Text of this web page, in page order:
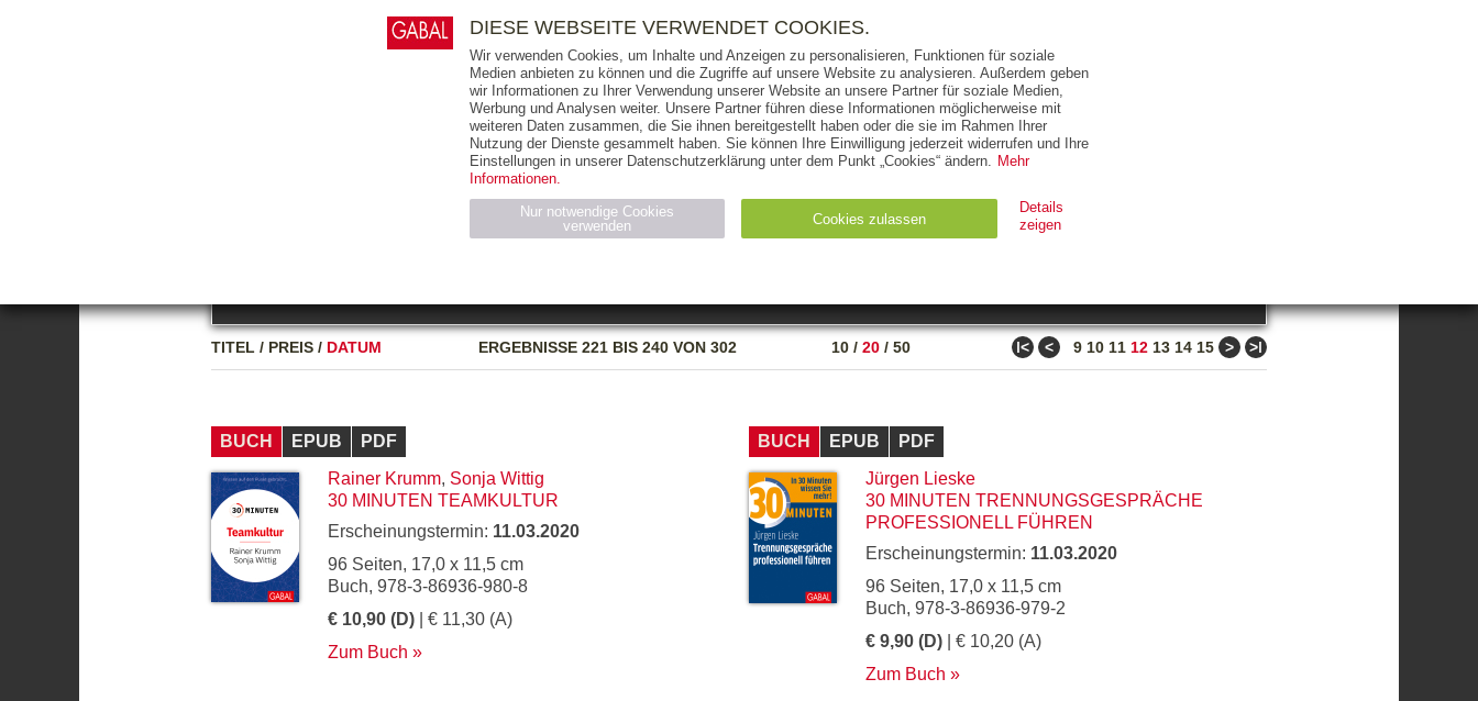
AUSGABEART AUS DER REIHE ZUM THEMA
TITEL / PREIS / DATUM ERGEBNISSE221 BIS 240 VON 302 10 / 20 / 50 ǀ< < 9 10 11 12 13 14 15 > >ǀ
BUCH EPUB
PDF
Rainer Krumm, Sonja Wittig
30 MINUTEN TEAMKULTUR
Erscheinungstermin: 11.03.2020
96 Seiten, 17,0 x 11,5 cm
Buch, 978-3-86936-980-8
€ 10,90 (D) | € 11,30 (A)
Zum Buch
BUCH EPUB
PDF
Jürgen Lieske
30 MINUTEN TRENNUNGSGESPRÄCHE
PROFESSIONELL FÜHREN
Erscheinungstermin: 11.03.2020
96 Seiten, 17,0 x 11,5 cm
Buch, 978-3-86936-979-2
€ 9,90 (D) | € 10,20 (A)
Zum Buch
E-BOOKS AUDIO-CDS MP3 NON-BOOKS
THEMEN AUTOREN VERLAG
RIGHTS PRESSE HANDEL FÜR UNTERNEHMEN
DIESE WEBSEITE VERWENDET COOKIES.
Wir verwenden Cookies, um Inhalte und Anzeigen zu personalisieren, Funktionen für soziale
Medien anbieten zu können und die Zugriffe auf unsere Website zu analysieren. Außerdem geben
wir Informationen zu Ihrer Verwendung unserer Website an unsere Partner für soziale Medien,
Werbung und Analysen weiter. Unsere Partner führen diese Informationen möglicherweise mit
weiteren Daten zusammen, die Sie ihnen bereitgestellt haben oder die sie im Rahmen Ihrer
Nutzung der Dienste gesammelt haben. Sie können Ihre Einwilligung jederzeit widerrufen und Ihre
Einstellungen in unserer Datenschutzerklärung unter dem Punkt „Cookies“ ändern. Mehr
Informationen.
Nur notwendige Cookies
verwenden
Cookies zulassen
Details
zeigen
Name Anbieter Zweck Ablauf
Typ
CMS_SESSION_ID
gabal-
Wird für die Speicherung der Benutzer-Session verwendet Session HTTP